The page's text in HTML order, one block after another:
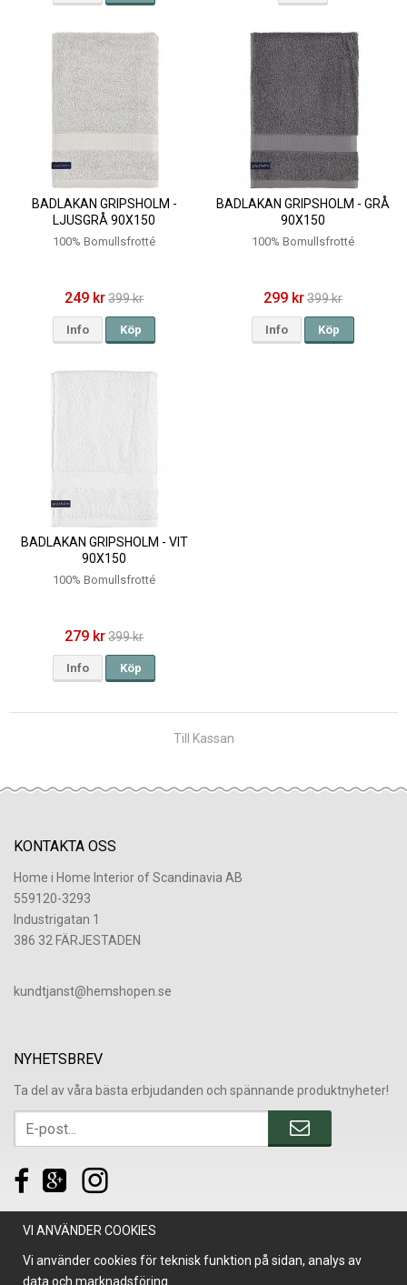
BADLAKAN GRIPSHOLM -
LJUSGRÅ 90X150
100% Bomullsfrotté
249 kr 399 kr
Info Köp
BADLAKAN GRIPSHOLM - GRÅ
90X150
100% Bomullsfrotté
299 kr399 kr
Info Köp
BADLAKAN GRIPSHOLM - VIT
90X150
100% Bomullsfrotté
279 kr 399 kr
Info Köp
Till Kassan
KONTAKTA OSS
Home i Home Interior of Scandinavia AB
559120-3293
Industrigatan 1
386 32 FÄRJESTADEN
​kundtjanst@hemshopen.se
NYHETSBREV
Ta del av våra bästa erbjudanden och spännande produktnyheter!
VI ANVÄNDER COOKIES
Vi använder cookies för teknisk funktion på sidan, analys av
data och marknadsföring.